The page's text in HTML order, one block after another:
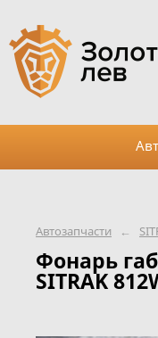
Автозапчасти ←
Фонарь
SITRAK